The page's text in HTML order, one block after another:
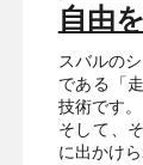
自由を
スバルの
である「
技術です。
そして、
に出かけら